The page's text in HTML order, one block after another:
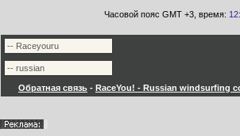
Часовой пояс GMT +3, время:
Обратная связь - RaceYou! - Russian windsurfing